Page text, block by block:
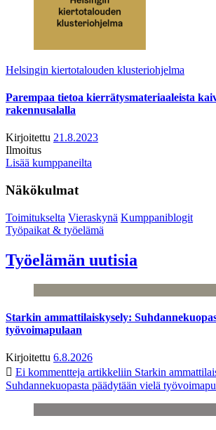
Helsingin kiertotalouden klusteriohjelma
Parempaa tietoa kierrätysmateriaaleista
rakennusalalla
Kirjoitettu 21.8.2023
Ilmoitus
Lisää kumppaneilta
Näkökulmat
Toimitukselta Vieraskynä Kumppaniblogit
Työpaikat & työelämä
Työelämän uutisia
Starkin ammattilaiskysely:
työvoimapulaan
Kirjoitettu 6.8.2026
Ei kommentteja artikkeliin Starkin
Suhdannekuopasta päädytään vielä